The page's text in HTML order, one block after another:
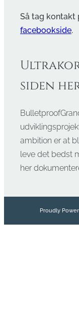
Så tag kontakt
facebookside.
siden
ambition er at
leve det bedst
her
Proudly